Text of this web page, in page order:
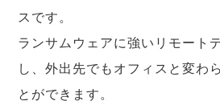
スです。
ランサムウェアに強いリモート
し、外出先でもオフィスと変わ
とができます。